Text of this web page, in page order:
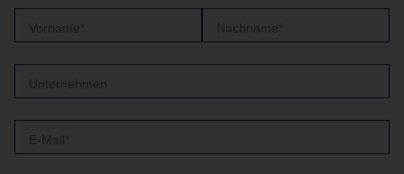
Vorname* Nachname*
Unternehmen
E-Mail*